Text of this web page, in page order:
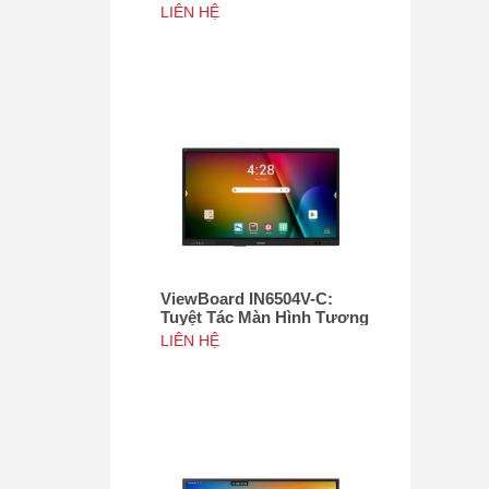
Tác 75", Tích hợp camera
4K độ phân giải 50MP, NFC
LIÊN HỆ
ViewBoard IN6504V-C:
Tuyệt Tác Màn Hình Tương
Tác 65inch, Tích hợp
camera 4K độ phân giải
LIÊN HỆ